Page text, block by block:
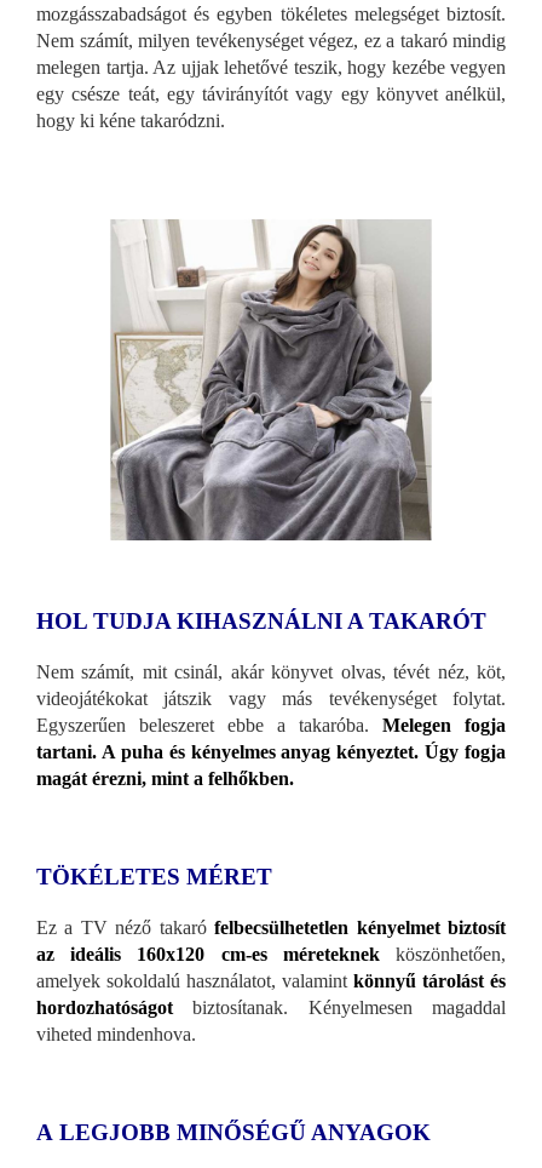
mozgásszabadságot és egyben tökéletes melegséget biztosít.
Nem számít, milyen tevékenységet végez, ez a takaró mindig
melegen tartja. Az ujjak lehetővé teszik, hogy kezébe vegyen
egy csésze teát, egy távirányítót vagy egy könyvet anélkül,
hogy ki kéne takaródzni.
HOL TUDJA KIHASZNÁLNI A TAKARÓT
Nem számít, mit csinál, akár könyvet olvas, tévét néz, köt,
videojátékokat játszik vagy más tevékenységet folytat.
Egyszerűen beleszeret ebbe a takaróba. Melegen fogja
tartani. A puha és kényelmes anyag kényeztet. Úgy fogja
magát érezni, mint a felhőkben.
TÖKÉLETES MÉRET
Ez a TV néző takarófelbecsülhetetlen kényelmet biztosít
az ideális 160x120 cm-es méreteknekköszönhetően,
amelyek sokoldalú használatot, valamint könnyű tárolást és
hordozhatóságot
biztosítanak. Kényelmesen magaddal
viheted mindenhova.
A LEGJOBB MINŐSÉGŰ ANYAGOK